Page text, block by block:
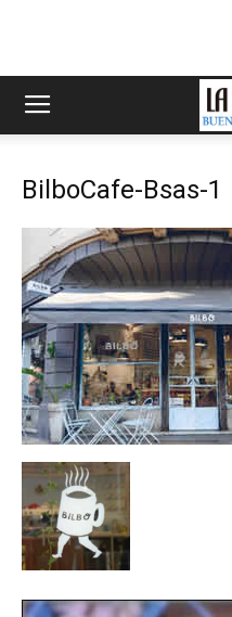
BilboCafe-Bsas-1